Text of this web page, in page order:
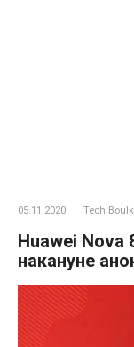
05.11.2020 Tech Boulk
Huawei Nova
накануне